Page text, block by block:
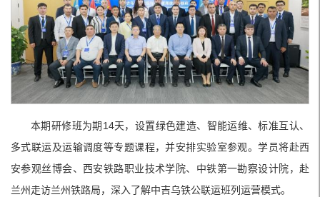
本期研修班为期14天，设置绿色建造、智能运维、标准互认、
多式联运及运输调度等专题课程，并安排实验室参观。学员将赴西
安参观丝博会、西安铁路职业技术学院、中铁第一勘察设计院，赴
兰州走访兰州铁路局，深入了解中吉乌铁公联运班列运营模式。